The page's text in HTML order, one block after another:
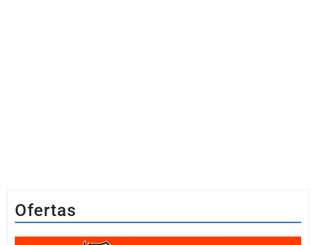
Ofertas